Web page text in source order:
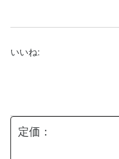
いいね:
定価：